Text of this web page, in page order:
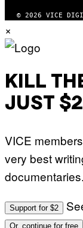
© 2026 VICE
×
KILL
JUST
VICE
very best
documentaries.
Support for $2
Or, continue for free